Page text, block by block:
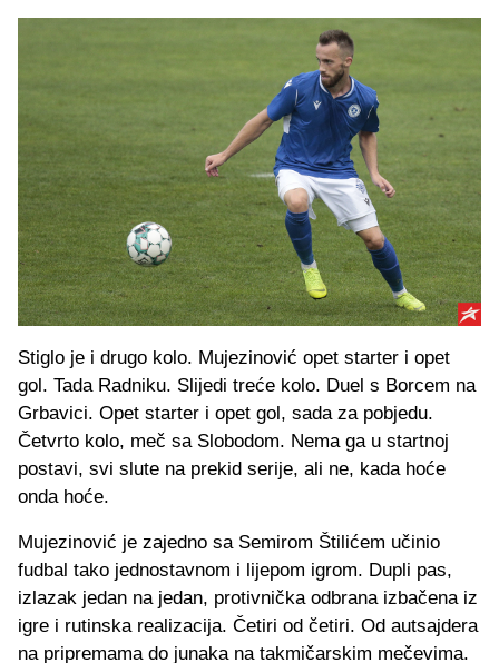
Stiglo je i drugo kolo. Mujezinović opet starter i opet
gol. Tada Radniku. Slijedi treće kolo. Duel s Borcem na
Grbavici. Opet starter i opet gol, sada za pobjedu.
Četvrto kolo, meč sa Slobodom. Nema ga u startnoj
postavi, svi slute na prekid serije, ali ne, kada hoće
onda hoće.
Mujezinović je zajedno sa Semirom Štilićem učinio
fudbal tako jednostavnom i lijepom igrom. Dupli pas,
izlazak jedan na jedan, protivnička odbrana izbačena iz
igre i rutinska realizacija. Četiri od četiri. Od autsajdera
na pripremama do junaka na takmičarskim mečevima.